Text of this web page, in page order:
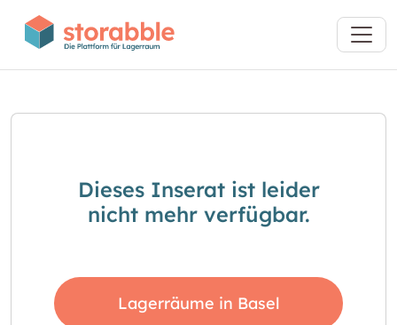
Dieses Inserat ist leider
nicht mehr verfügbar.
Lagerräume in Basel